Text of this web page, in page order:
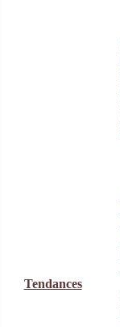
Tendances